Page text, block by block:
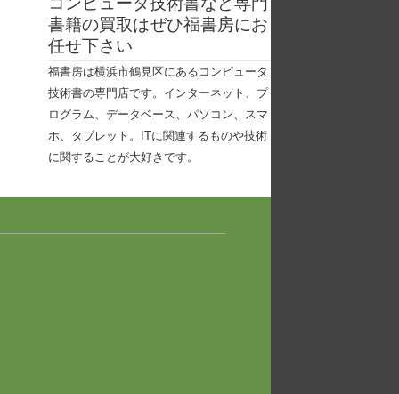
書籍の買取はぜひ福書房にお
任せ下さい
福書房は横浜市鶴見区にあるコンピュータ
技術書の専門店です。インターネット、プ
ログラム、データベース、パソコン、スマ
ホ、タブレット。ITに関連するものや技術
に関することが大好きです。